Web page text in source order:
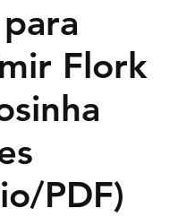
Flork
PDF)